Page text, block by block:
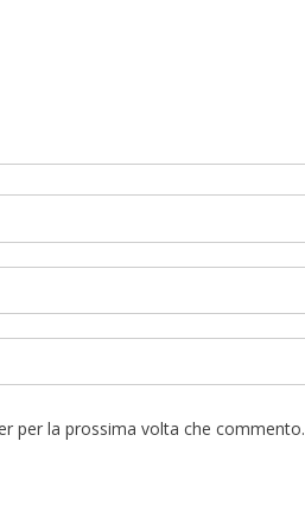
per la prossima volta che commento.